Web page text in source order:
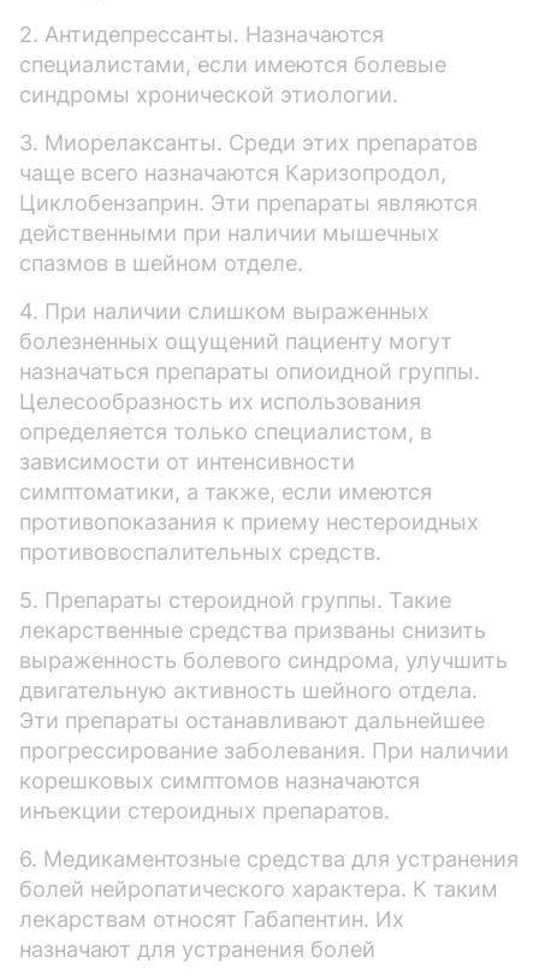
2. Антидепрессанты. Назначаются
специалистами, если имеются болевые
синдромы хронической этиологии.
3. Миорелаксанты. Среди этих препаратов
чаще всего назначаются Каризопродол,
Циклобензаприн. Эти препараты являются
действенными при наличии мышечных
спазмов в шейном отделе.
4. При наличии слишком выраженных
болезненных ощущений пациенту могут
назначаться препараты опиоидной группы.
Целесообразность их использования
определяется только специалистом, в
зависимости от интенсивности
симптоматики, а также, если имеются
противопоказания к приему нестероидных
противовоспалительных средств.
5. Препараты стероидной группы. Такие
лекарственные средства призваны снизить
выраженность болевого синдрома, улучшить
двигательную активность шейного отдела.
Эти препараты останавливают дальнейшее
прогрессирование заболевания. При наличии
корешковых симптомов назначаются
инъекции стероидных препаратов.
6. Медикаментозные средства для устранения
болей нейропатического характера. К таким
лекарствам относят Габапентин. Их
назначают для устранения болей